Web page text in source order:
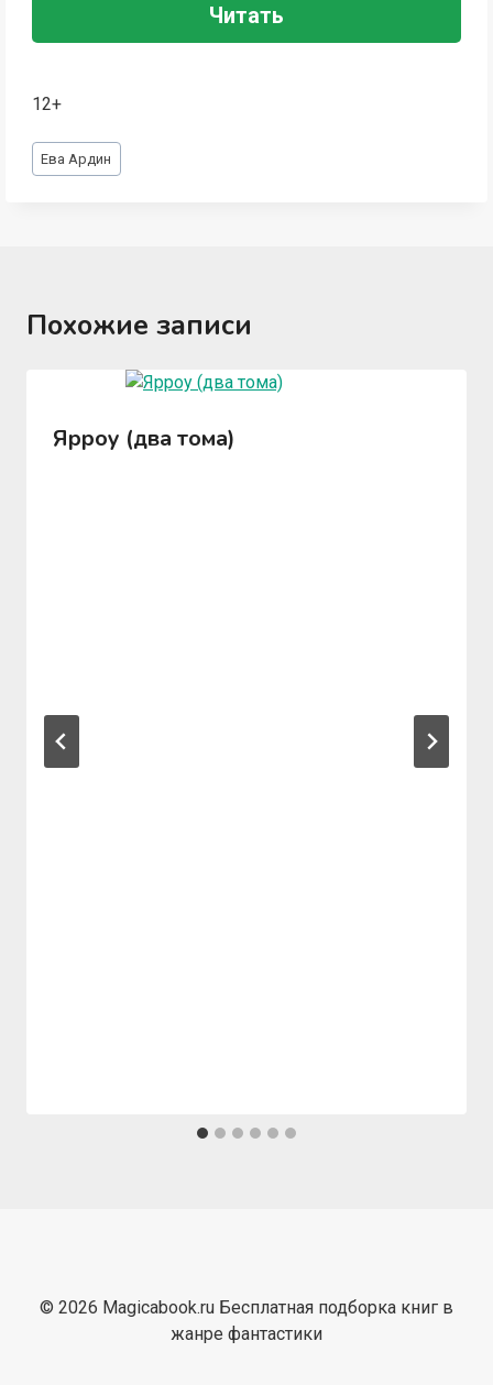
Читать
12+
Метки
записи:
Ева Ардин
Похожие записи
Ярроу (два тома)
© 2026 Magicabook.ru Бесплатная подборка книг в
жанре фантастики